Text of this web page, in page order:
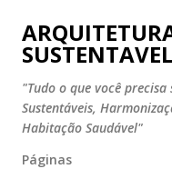
Pular
SUSTENTAVEL
"Tudo o que você precisa
Sustentáveis,
Habitação Saudável"
Páginas